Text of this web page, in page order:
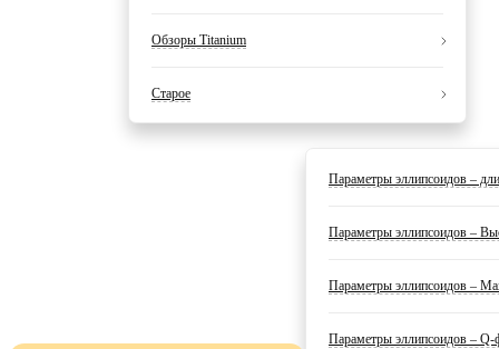
Обзоры Titanium
Старое
Параметры эллипсоидов –
Параметры эллипсоидов –
Параметры эллипсоидов –
Параметры эллипсоидов – Q-